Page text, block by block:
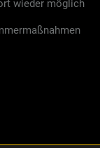
wieder möglich